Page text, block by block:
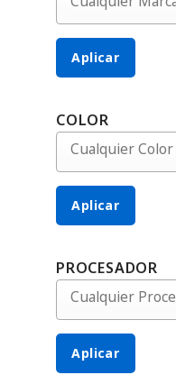
Aplicar
COLOR
Aplicar
PROCESADOR
Aplicar